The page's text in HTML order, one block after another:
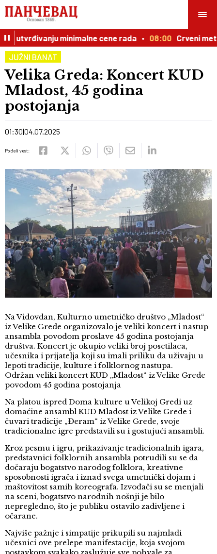
utvrđivanju minimalne cene rada 08:00 Crveni
JUŽNI BANAT
Velika Greda: Koncert KUD
Mladost, 45 godina
postojanja
01:30 04.07.2025
Podeli vest:
Na Vidovdan, Kulturno umetničko društvo „Mladost“
iz Velike Grede organizovalo je veliki koncert i nastup
ansambla povodom proslave 45 godina postojanja
društva. Koncert je okupio veliki broj posetilaca,
učesnika i prijatelja koji su imali priliku da uživaju u
lepoti tradicije, kulture i folklornog nastupa.
Održan veliki koncert KUD „Mladost“ iz Velike Grede
povodom 45 godina postojanja
Na platou ispred Doma kulture u Velikoj Gredi uz
domaćine ansambl KUD Mladost iz Velike Grede i
čuvari tradicije „Đeram“ iz Velike Grede, svoje
tradicionalne igre predstavili su i gostujući ansambli.
Kroz pesmu i igru, prikazivanje tradicionalnih igara,
predstavnici folklornih ansambla potrudili su se da
dočaraju bogatstvo narodog folklora, kreativne
sposobnosti igrača i iznad svega umetnički dojam i
maštovitost samih koreografa. Izvođači su se menjali
na sceni, bogatstvo narodnih nošnji je bilo
nepregledno, što je publiku ostavilo zadivljene i
očarane.
Najviše pažnje i simpatije prikupili su najmlađi
učesnici ove prelepe manifestacije, koja svojom